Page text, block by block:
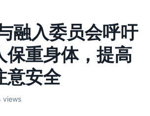
融入委员会呼吁
保重身体，提高
意安全
views